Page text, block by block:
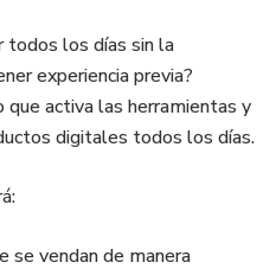
todos los días sin la
experiencia previa?
activa las herramientas y
digitales todos los días.
se vendan de manera